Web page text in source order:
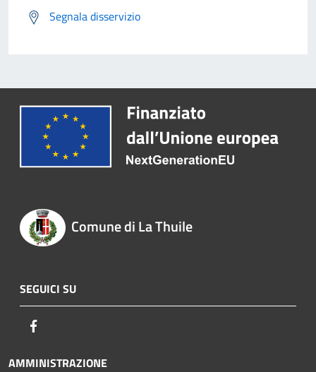
Segnala disservizio
Comune di La Thuile
SEGUICI SU
AMMINISTRAZIONE